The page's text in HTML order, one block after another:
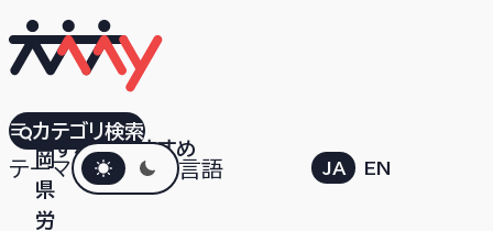
すべておすすめ
テーマダークモード言語 JA EN
カテゴリ検索
静
岡
県
労